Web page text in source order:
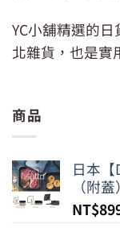
YC小舖精選的
北雜貨，也是實
商品
日本
（附蓋）
NT$